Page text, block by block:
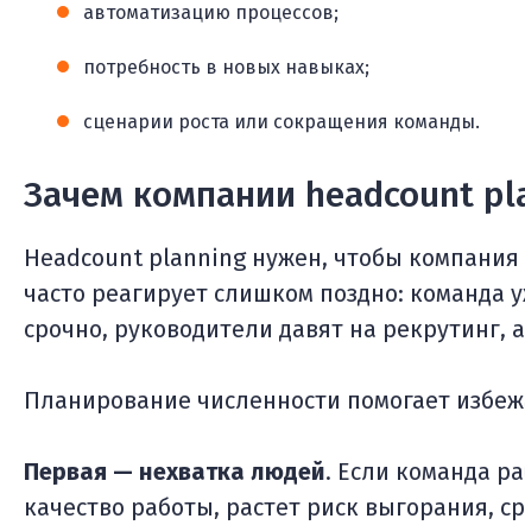
автоматизацию процессов;
потребность в новых навыках;
сценарии роста или сокращения команды.
Зачем компании headcount
Headcount planning нужен, чтобы
часто реагирует слишком поздно: команда
срочно, руководители давят на рекрутинг,
Планирование численности помогает
Первая — нехватка людей. Если команда
качество работы, растет риск выгорания,